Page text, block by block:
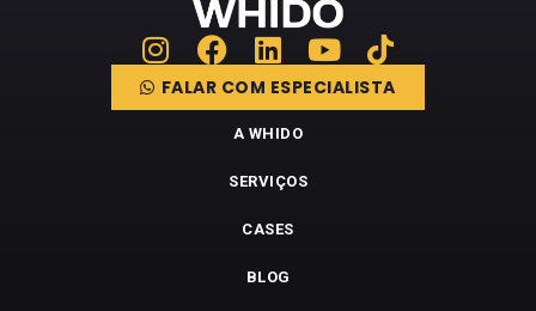
FALAR COM ESPECIALISTA
A WHIDO
SERVIÇOS
CASES
BLOG